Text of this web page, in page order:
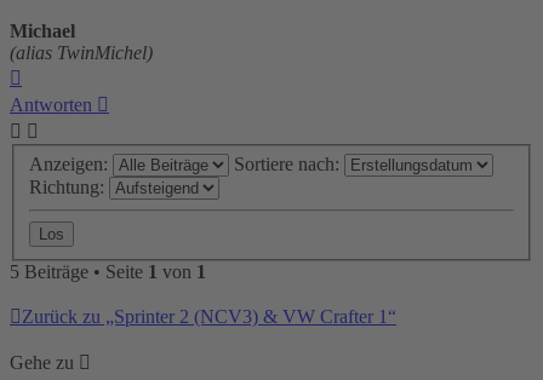
Michael
(alias TwinMichel)
Antworten
Anzeigen:
Sortiere nach:
Richtung:
5 Beiträge • Seite 1 von 1
Zurück zu „Sprinter 2 (NCV3) & VW Crafter 1“
Gehe zu